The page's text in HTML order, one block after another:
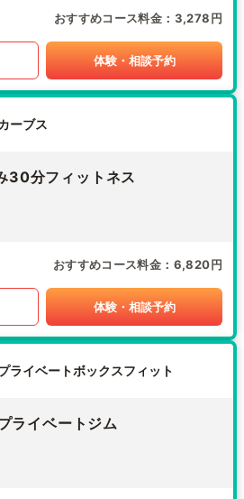
おすすめコース料金 3,278円
体験・相談予約
ーブス
30分フィットネス
おすすめコース料金 6,820円
体験・相談予約
ライベートボックスフィット
ライベートジム